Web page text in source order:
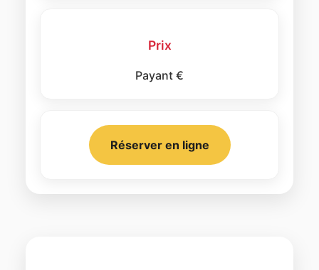
Prix
Payant €
Réserver en ligne